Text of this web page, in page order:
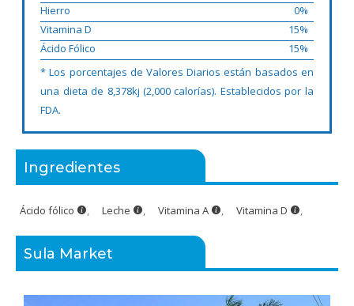
Hierro
0%
Vitamina D
15%
Ácido Fólico
15%
* Los porcentajes de Valores Diarios están basados en
una dieta de 8,378kj (2,000 calorías). Establecidos por la
FDA.
Ingredientes
Ácido fólico , Leche , Vitamina A , Vitamina D ,
Sula Market